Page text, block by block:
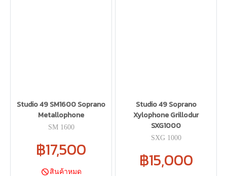
Studio 49 SM1600 Soprano
Metallophone
SM 1600
฿17,500
สินค้าหมด
Studio 49 Soprano
Xylophone Grillodur
SXG1000
SXG 1000
฿15,000